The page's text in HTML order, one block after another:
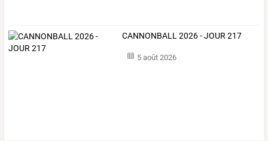
CANNONBALL 2026 - JOUR 217
5 août 2026